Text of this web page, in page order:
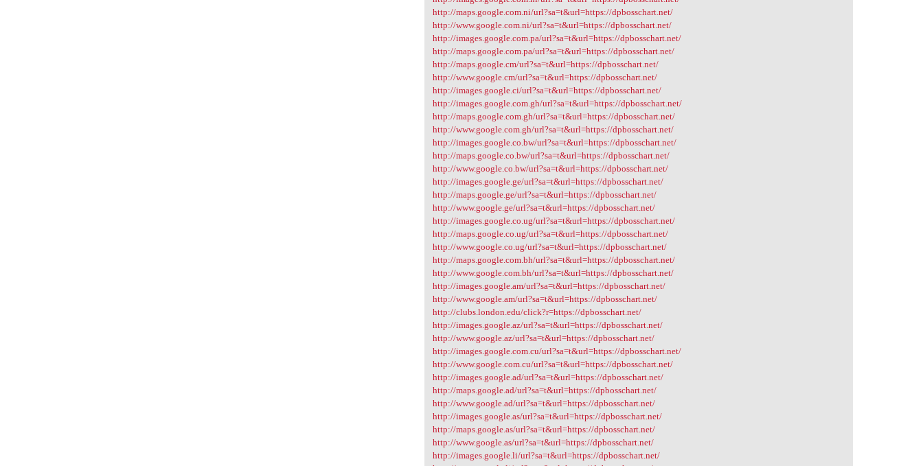
http://maps.google.com.ni/url?sa=t&url=https://dpbosschart.net/
http://www.google.com.ni/url?sa=t&url=https://dpbosschart.net/
http://images.google.com.pa/url?sa=t&url=https://dpbosschart.net/
http://maps.google.com.pa/url?sa=t&url=https://dpbosschart.net/
http://maps.google.cm/url?sa=t&url=https://dpbosschart.net/
http://www.google.cm/url?sa=t&url=https://dpbosschart.net/
http://images.google.ci/url?sa=t&url=https://dpbosschart.net/
http://images.google.com.gh/url?sa=t&url=https://dpbosschart.net/
http://maps.google.com.gh/url?sa=t&url=https://dpbosschart.net/
http://www.google.com.gh/url?sa=t&url=https://dpbosschart.net/
http://images.google.co.bw/url?sa=t&url=https://dpbosschart.net/
http://maps.google.co.bw/url?sa=t&url=https://dpbosschart.net/
http://www.google.co.bw/url?sa=t&url=https://dpbosschart.net/
http://images.google.ge/url?sa=t&url=https://dpbosschart.net/
http://maps.google.ge/url?sa=t&url=https://dpbosschart.net/
http://www.google.ge/url?sa=t&url=https://dpbosschart.net/
http://images.google.co.ug/url?sa=t&url=https://dpbosschart.net/
http://maps.google.co.ug/url?sa=t&url=https://dpbosschart.net/
http://www.google.co.ug/url?sa=t&url=https://dpbosschart.net/
http://maps.google.com.bh/url?sa=t&url=https://dpbosschart.net/
http://www.google.com.bh/url?sa=t&url=https://dpbosschart.net/
http://images.google.am/url?sa=t&url=https://dpbosschart.net/
http://www.google.am/url?sa=t&url=https://dpbosschart.net/
http://clubs.london.edu/click?r=https://dpbosschart.net/
http://images.google.az/url?sa=t&url=https://dpbosschart.net/
http://www.google.az/url?sa=t&url=https://dpbosschart.net/
http://images.google.com.cu/url?sa=t&url=https://dpbosschart.net/
http://www.google.com.cu/url?sa=t&url=https://dpbosschart.net/
http://images.google.ad/url?sa=t&url=https://dpbosschart.net/
http://maps.google.ad/url?sa=t&url=https://dpbosschart.net/
http://www.google.ad/url?sa=t&url=https://dpbosschart.net/
http://images.google.as/url?sa=t&url=https://dpbosschart.net/
http://maps.google.as/url?sa=t&url=https://dpbosschart.net/
http://www.google.as/url?sa=t&url=https://dpbosschart.net/
http://images.google.li/url?sa=t&url=https://dpbosschart.net/